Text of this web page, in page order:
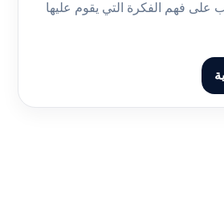
على فهم الفكرة التي يقوم عليها